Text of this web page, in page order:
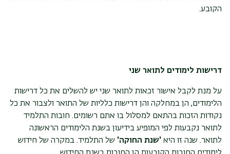
הקובע.
דרישות לימודים לתואר שני
על מנת לקבל אישור זכאות לתואר שני יש להשלים את כל דרישות
הלימודים, הן במחלקה והן דרישות כלליות של התואר ולצבור את כל
נקודות הזכות בהתאם למסלול בו אתם רשומים. חובות התלמיד
לתואר נקבעות לפי המופיע בידיעון בשנת הלימודים הראשונה
לתואר. שנה זו היא 'שנת החוקה' של התלמיד. במקרה של חידוש